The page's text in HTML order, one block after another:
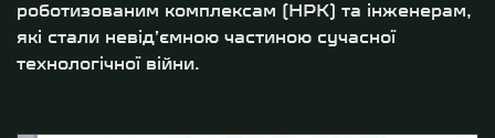
роботизованим комплексам (НРК) та інженерам,
які стали невід’ємною частиною сучасної
технологічної війни.